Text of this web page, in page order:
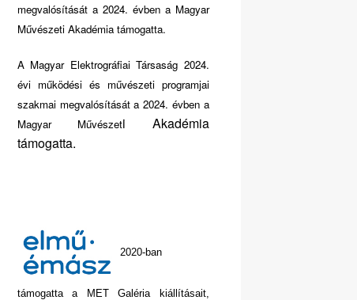
megvalósítását a 2024. évben a Magyar
Művészeti Akadémia támogatta.
A Magyar Elektrográfiai Társaság 2024.
évi működési és művészeti programjai
szakmai megvalósítását a 2024. évben a
Magyar Művészeti Akadémia
támogatta.
2020-ban
támogatta a MET Galéria kiállításait,